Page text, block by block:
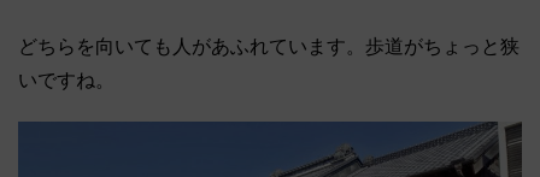
どちらを向いても人があふれています。歩道がちょっと狭
いですね。